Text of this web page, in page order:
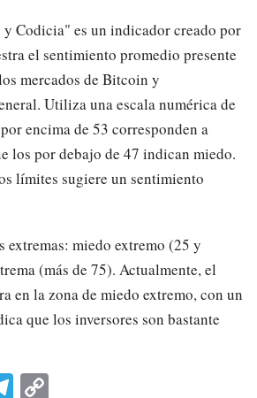
Codicia" es un indicador creado por
el sentimiento promedio presente
mercados de Bitcoin y
Utiliza una escala numérica de
encima de 53 corresponden a
los por debajo de 47 indican miedo.
límites sugiere un sentimiento
extremas: miedo extremo (25 y
(más de 75). Actualmente, el
en la zona de miedo extremo, con un
que los inversores son bastante
Te